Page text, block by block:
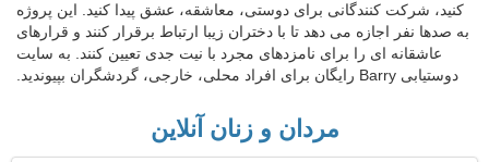
کنید، شرکت کنندگانی برای دوستی، معاشقه، عشق پیدا کنید. این پروژه
به صدها نفر اجازه می دهد تا با دختران زیبا ارتباط برقرار کنند و قرارهای
عاشقانه ای را برای نامزدهای مجرد با نیت جدی تعیین کنند. به سایت
دوستیابی Barry رایگان برای افراد محلی، خارجی، گردشگران بپیوندید.
مردان و زنان آنلاین